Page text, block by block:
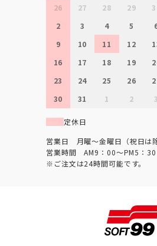
26
27 28 29
2
3 4 5
9
10 11 12
16
17 18 19
23
24 25 26
30
31 1 2 3
定休日
営業日 月曜～金曜日（祝日は除
営業時間 AM9：00～PM5：30
※ご注文は24時間可能です。